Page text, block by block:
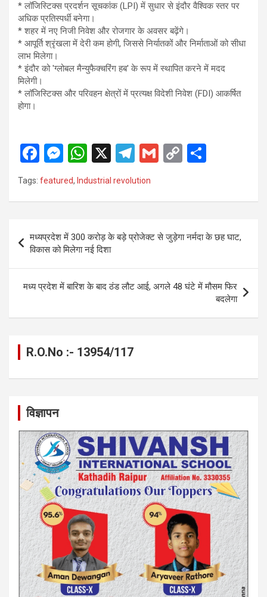
* लॉजिस्टिक्स प्रदर्शन सूचकांक (LPI) में सुधार से इंदौर वैश्विक स्तर पर
अधिक प्रतिस्पर्धी बनेगा।
* शहर में नए निजी निवेश और रोजगार के अवसर बढ़ेंगे।
* आपूर्ति श्रृंखला में देरी कम होगी, जिससे निर्यातकों और निर्माताओं को सीधा
लाभ मिलेगा।
* इंदौर को 'ग्लोबल मैन्युफैक्चरिंग हब' के रूप में स्थापित करने में मदद
मिलेगी।
* लॉजिस्टिक्स और परिवहन क्षेत्रों में प्रत्यक्ष विदेशी निवेश (FDI) आकर्षित
होगा।
F
a
o
o
k
M
es
se
g
er
W
h
A
p
p
X
T
el
a
G
C
n
Tags: featured, Industrial revolution
navigation
मध्यप्रदेश में 300 करोड़ के बड़े प्रोजेक्ट से जुड़ेगा नर्मदा के छह घाट,
विकास को मिलेगा नई दिशा
मध्य प्रदेश में बारिश के बाद ठंड लौट आई, अगले 48 घंटे में मौसम फिर
बदलेगा
R.O.No :- 13954/117
विज्ञापन